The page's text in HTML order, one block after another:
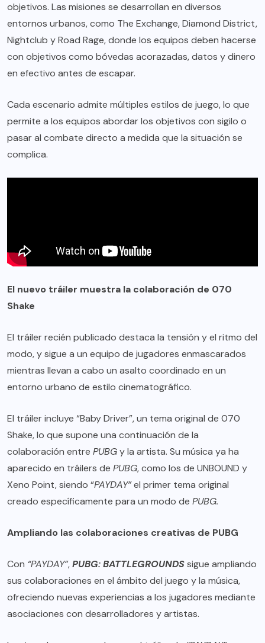
objetivos. Las misiones se desarrollan en diversos
entornos urbanos, como The Exchange, Diamond District,
Nightclub y Road Rage, donde los equipos deben hacerse
con objetivos como bóvedas acorazadas, datos y dinero
en efectivo antes de escapar.
Cada escenario admite múltiples estilos de juego, lo que
permite a los equipos abordar los objetivos con sigilo o
pasar al combate directo a medida que la situación se
complica.
El nuevo tráiler muestra la colaboración de 070
Shake
El tráiler recién publicado destaca la tensión y el ritmo del
modo, y sigue a un equipo de jugadores enmascarados
mientras llevan a cabo un asalto coordinado en un
entorno urbano de estilo cinematográfico.
El tráiler incluye “Baby Driver”, un tema original de 070
Shake, lo que supone una continuación de la
colaboración entre PUBGy la artista. Su música ya ha
aparecido en tráilers de PUBG, como los de UNBOUND y
Xeno Point, siendo “PAYDAY”el primer tema original
creado específicamente para un modo de PUBG.
Ampliando las colaboraciones creativas de PUBG
Con “PAYDAY”,PUBG: BATTLEGROUNDSsigue ampliando
sus colaboraciones en el ámbito del juego y la música,
ofreciendo nuevas experiencias a los jugadores mediante
asociaciones con desarrolladores y artistas.